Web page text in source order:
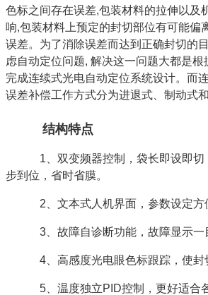
色标之间存在误差,包装材料的拉伸以及
响,包装材料上预定的封切部位有可能偏
误差。为了消除误差而达到正确封切的
虑自动定位问题, 解决这一问题大都是
完成连续式光电自动定位系统设计。而
误差补偿工作方式分为进退式、制动式
结构特点
1、双变频器控制，袋长即设即切
步到位，省时省膜。
2、文本式人机界面，参数设定方
3、故障自诊断功能，故障显示一
4、高感度光电眼色标跟踪，使封
5、温度独立PID控制，更好适合